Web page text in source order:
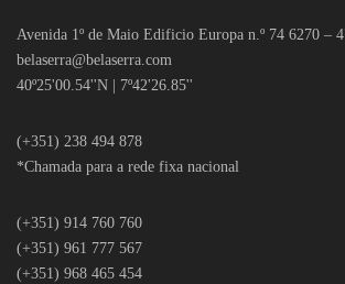
Avenida 1º de Maio Edificio Europa n.º 74 6270 –
belaserra@belaserra.com
40º25'00.54''N | 7º42'26.85''
(+351) 238 494 878
*Chamada para a rede fixa nacional
(+351) 914 760 760
(+351) 961 777 567
(+351) 968 465 454